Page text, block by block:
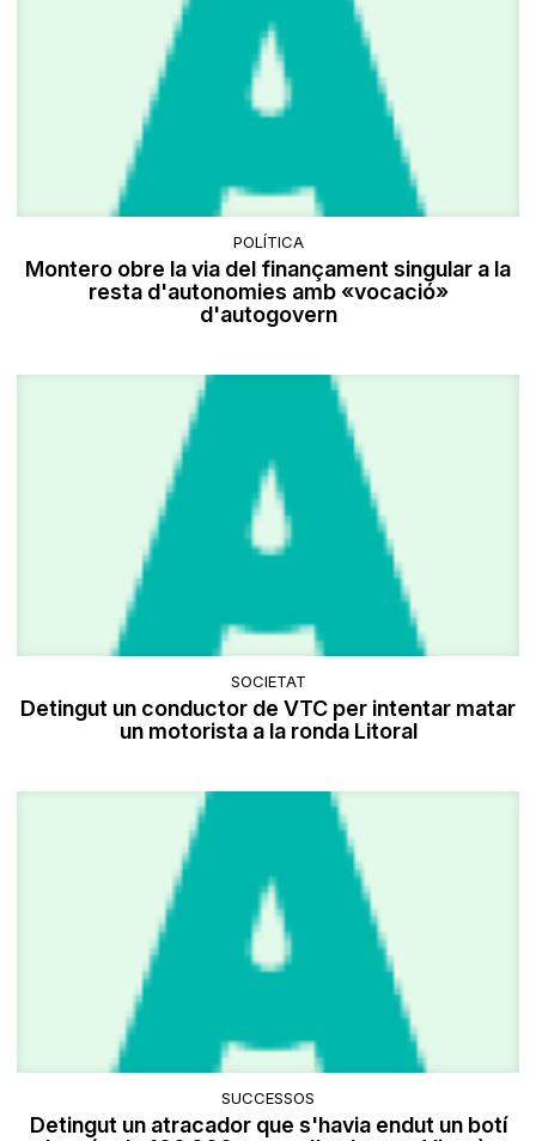
POLÍTICA
Montero obre la via del finançament singular a la
resta d'autonomies amb «vocació»
d'autogovern
SOCIETAT
Detingut un conductor de VTC per intentar matar
un motorista a la ronda Litoral
SUCCESSOS
Detingut un atracador que s'havia endut un botí